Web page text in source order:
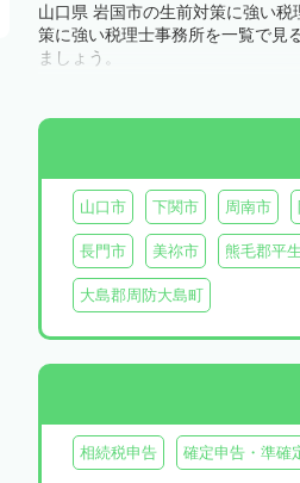
山口県 岩国市の生前対策に強い
策に強い税理士事務所を一覧で見
ましょう。
山口市 下関市 周南市
長門市 美祢市 熊毛郡平
大島郡周防大島町
相続税申告 確定申告・準確